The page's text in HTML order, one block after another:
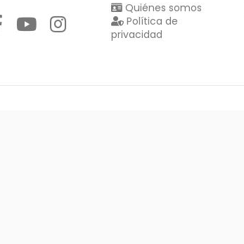
Quiénes somos
Política de
privacidad